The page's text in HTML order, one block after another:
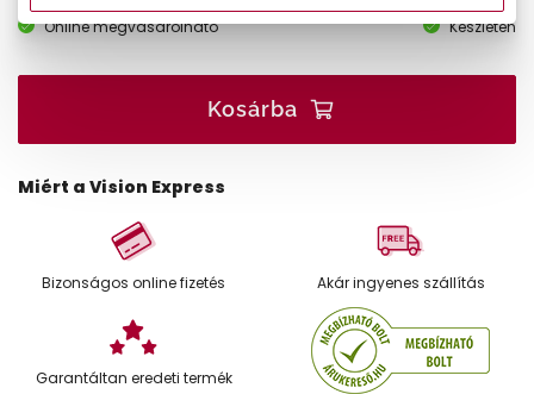
Online megvásárolható Készleten
Kosárba
Miért a Vision Express
Bizonságos online fizetés Akár ingyenes szállítás
Garantáltan eredeti termék